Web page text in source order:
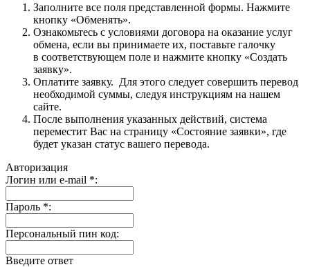
Заполните все поля представленной формы. Нажмите
кнопку «Обменять».
Ознакомьтесь с условиями договора на оказание услуг
обмена, если вы принимаете их, поставьте галочку
в соответствующем поле и нажмите кнопку «Создать
заявку».
Оплатите заявку. Для этого следует совершить перевод
необходимой суммы, следуя инструкциям на нашем
сайте.
После выполнения указанных действий, система
переместит Вас на страницу «Состояние заявки», где
будет указан статус вашего перевода.
Авторизация
Логин или e-mail *:
Пароль *:
Персональный пин код:
Введите ответ